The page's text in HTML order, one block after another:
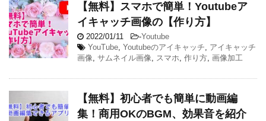
【無料】スマホで簡単！Youtubeア
イキャッチ画像の【作り方】
2022/01/11 -Youtube
YouTube, Youtubeのアイキャッチ, アイキャッチ
画像, サムネイル画像, スマホ, 作り方, 画像加工
【無料】初心者でも簡単に動画編
集！商用OKのBGM、効果音を紹介